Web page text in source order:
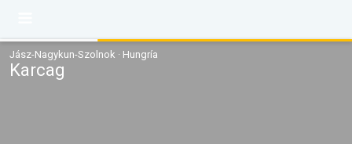
Jász-Nagykun-Szolnok · Hungría
Karcag